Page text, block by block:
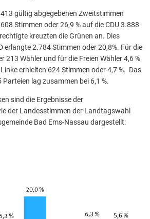
gültig abgegebenen Zweitstimmen
Stimmen oder 26,9 % auf die CDU 3.888
kreuzten die Grünen an. Dies
erlangte 2.784 Stimmen oder 20,8%. Für die
213 Wähler und für die Freien Wähler 4,6 %
erhielten 624 Stimmen oder 4,7 %. Das
Parteien lag zusammen bei 6,1 %.
sind die Ergebnisse der
der Landesstimmen der Landtagswahl
Bad Ems-Nassau dargestellt: